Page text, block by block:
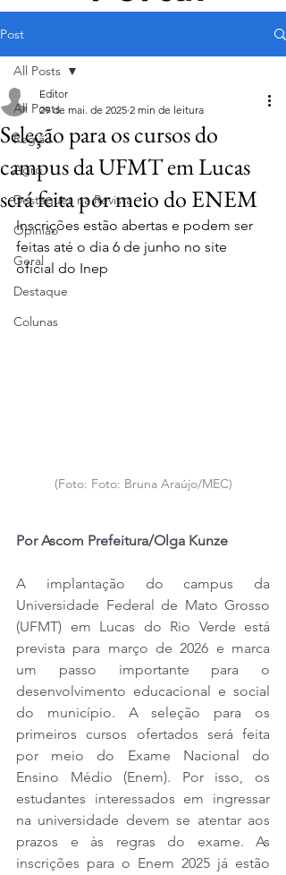
Post
All Posts
Região
Agro
Destaques na Revista
Opinião
Geral
Destaque
Colunas
All Posts
Seleção para os cursos do
campus da UFMT em Lucas
será feita por meio do ENEM
Editor
29 de mai. de 2025 2 min de leitura
Inscrições estão abertas e podem ser
feitas até o dia 6 de junho no site
oficial do Inep
(Foto: Foto: Bruna Araújo/MEC)
Por Ascom Prefeitura/Olga Kunze
A implantação do campus da
Universidade Federal de Mato Grosso
(UFMT) em Lucas do Rio Verde está
prevista para março de 2026 e marca
um passo importante para o
desenvolvimento educacional e social
do município. A seleção para os
primeiros cursos ofertados será feita
por meio do Exame Nacional do
Ensino Médio (Enem). Por isso, os
estudantes interessados em ingressar
na universidade devem se atentar aos
prazos e às regras do exame. As
inscrições para o Enem 2025 já estão